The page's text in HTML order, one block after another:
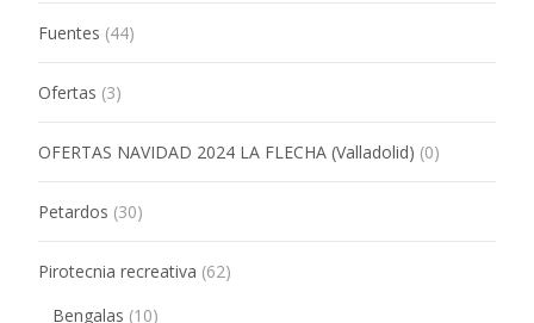
Fuentes (44)
Ofertas (3)
OFERTAS NAVIDAD 2024 LA FLECHA (Valladolid) (0)
Petardos (30)
Pirotecnia recreativa (62)
Bengalas (10)